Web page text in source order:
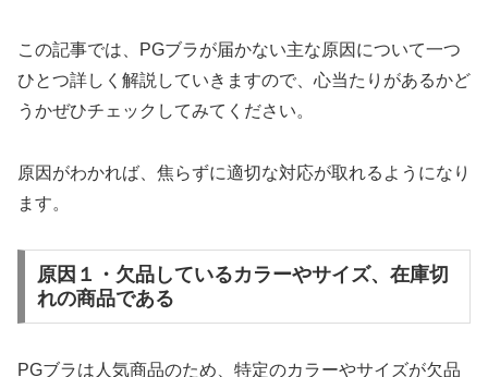
この記事では、PGブラが届かない主な原因について一つ
ひとつ詳しく解説していきますので、心当たりがあるかど
うかぜひチェックしてみてください。
原因がわかれば、焦らずに適切な対応が取れるようになり
ます。
原因１・欠品しているカラーやサイズ、在庫切
れの商品である
PGブラは人気商品のため、特定のカラーやサイズが欠品